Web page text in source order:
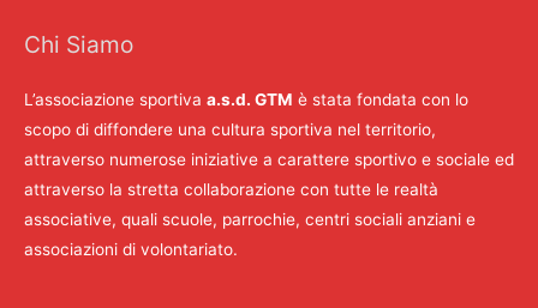
Chi Siamo
L’associazione sportiva a.s.d. GTM è stata fondata con lo
scopo di diffondere una cultura sportiva nel territorio,
attraverso numerose iniziative a carattere sportivo e sociale ed
attraverso la stretta collaborazione con tutte le realtà
associative, quali scuole, parrochie, centri sociali anziani e
associazioni di volontariato.